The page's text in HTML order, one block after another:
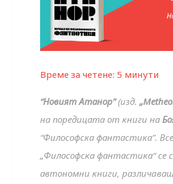
Време за четене: 5 минути
“Новият Атанор”(изд.
на поредицата от книги на
“Философска фантастика”.
„Философска фантастика“ се
автономни книги,